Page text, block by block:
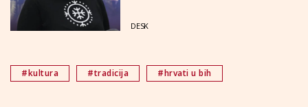
DESK
#kultura #tradicija #hrvati u bih